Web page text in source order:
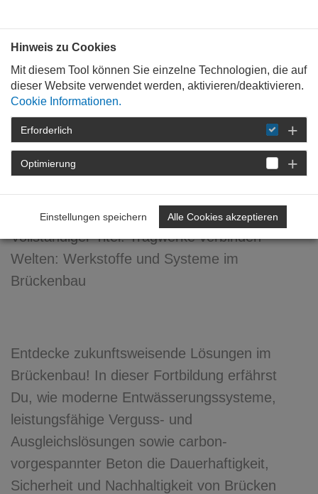
STARTSEITE
FORTBILDUNG
DETAIL
Tragwerke verbinden Welten
Vollständiger Titel: Tragwerke verbinden
Welten: Werkstoffe und Systeme im
Brückenbau
Entdecke zukunftsweisende Lösungen im
Brückenbau! In dieser Fortbildung erfährst
Du, wie moderne Entwässerungssysteme,
leistungsfähige Verguss- und
Ausgleichslösungen sowie carbon-
vorgespannter Beton die Dauerhaftigkeit,
Sicherheit und Nachhaltigkeit von Brücken
Hinweis zu Cookies
Mit diesem Tool können Sie einzelne Technologien, die auf
dieser Website verwendet werden, aktivieren/deaktivieren.
Cookie Informationen.
Erforderlich
Optimierung
Einstellungen speichern Alle Cookies akzeptieren